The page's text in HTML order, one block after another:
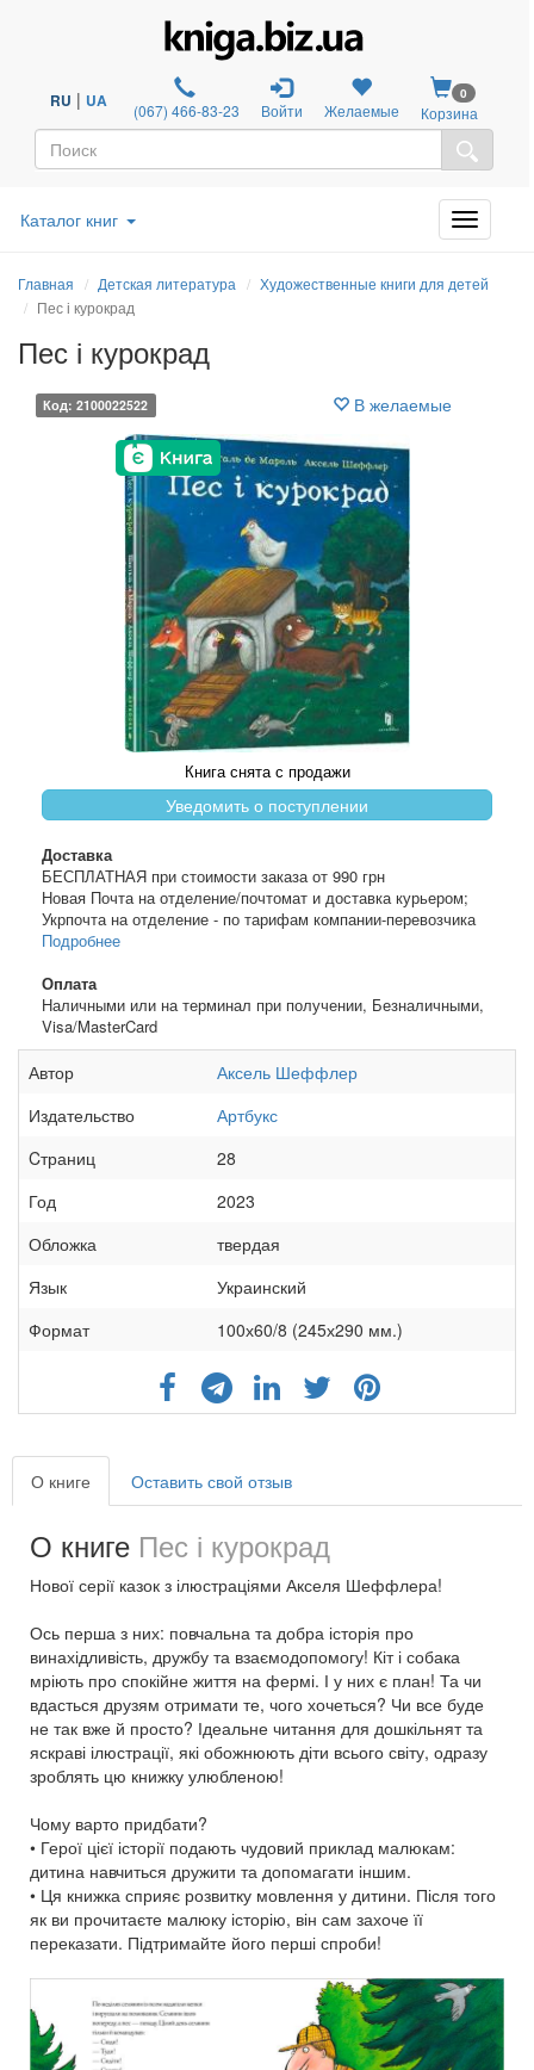
RU | UA (067) 466-83-23 Войти Желаемые
0
Корзина
Каталог книг
Главная Детская литература
Художественные книги для детей
Пес і курокрад
Пес і курокрад
Код: 2100022522 В желаемые
Книга снята с продажи
Уведомить о поступлении
Доставка
БЕСПЛАТНАЯ при стоимости заказа от 990 грн
Новая Почта на отделение/почтомат и доставка курьером;
Укрпочта на отделение - по тарифам компании-перевозчика
Подробнее
Оплата
Наличными или на терминал при получении, Безналичными,
Visa/MasterCard
Автор
Аксель Шеффлер
Издательство
Артбукс
Cтраниц
28
Год
2023
Обложка
твердая
Язык
Украинский
Формат
100х60/8 (245х290 мм.)
О книге Оставить свой отзыв
О книге Пес і курокрад
Нової серії казок з ілюстраціями Акселя Шеффлера!
Ось перша з них: повчальна та добра історія про
винахідливість, дружбу та взаємодопомогу! Кіт і собака
мріють про спокійне життя на фермі. І у них є план! Та чи
вдасться друзям отримати те, чого хочеться? Чи все буде
не так вже й просто? Ідеальне читання для дошкільнят та
яскраві ілюстрації, які обожнюють діти всього світу, одразу
зроблять цю книжку улюбленою!
Чому варто придбати?
• Герої цієї історії подають чудовий приклад малюкам:
дитина навчиться дружити та допомагати іншим.
• Ця книжка сприяє розвитку мовлення у дитини. Після того
як ви прочитаєте малюку історію, він сам захоче її
переказати. Підтримайте його перші спроби!